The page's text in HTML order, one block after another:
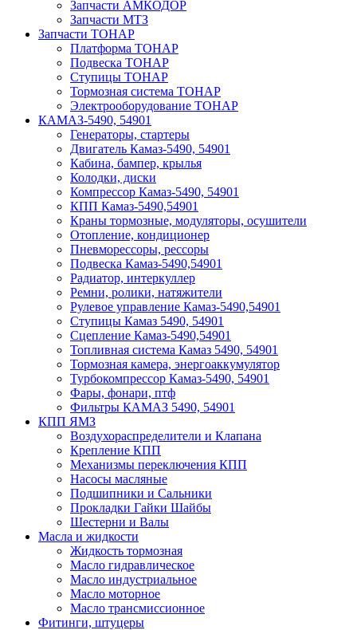
Запчасти АМКОДОР
Запчасти МТЗ
Запчасти ТОНАР
Платформа ТОНАР
Подвеска ТОНАР
Ступицы ТОНАР
Тормозная система ТОНАР
Электрооборудование ТОНАР
КАМАЗ-5490, 54901
Генераторы, стартеры
Двигатель Камаз-5490, 54901
Кабина, бампер, крылья
Колодки, диски
Компрессор Камаз-5490, 54901
КПП Камаз-5490,54901
Краны тормозные, модуляторы, осушители
Отопление, кондиционер
Пневморессоры, рессоры
Подвеска Камаз-5490,54901
Радиатор, интеркуллер
Ремни, ролики, натяжители
Рулевое управление Камаз-5490,54901
Ступицы Камаз 5490, 54901
Сцепление Камаз-5490,54901
Топливная система Камаз 5490, 54901
Тормозная камера, энергоаккумулятор
Турбокомпрессор Камаз-5490, 54901
Фары, фонари, птф
Фильтры КАМАЗ 5490, 54901
КПП ЯМЗ
Воздухораспределители и Клапана
Крепление КПП
Механизмы переключения КПП
Насосы масляные
Подшипники и Сальники
Прокладки Гайки Шайбы
Шестерни и Валы
Масла и жидкости
Жидкость тормозная
Масло гидравлическое
Масло индустриальное
Масло моторное
Масло трансмиссионное
Фитинги, штуцеры